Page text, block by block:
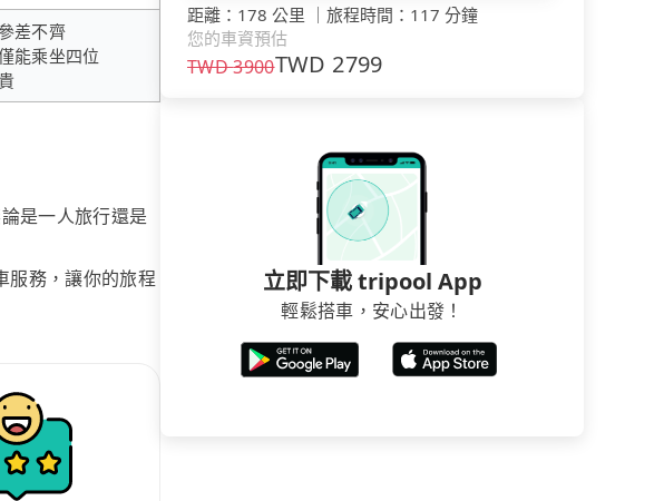
差不齊
能乘坐四位
是一人旅行還是
服務，讓你的旅程
距離 ： 178 公里 ｜ 旅程時間 ： 117 分鐘
您的車資預估
TWD3900TWD 2799
立即下載 tripool App
輕鬆搭車，安心出發！